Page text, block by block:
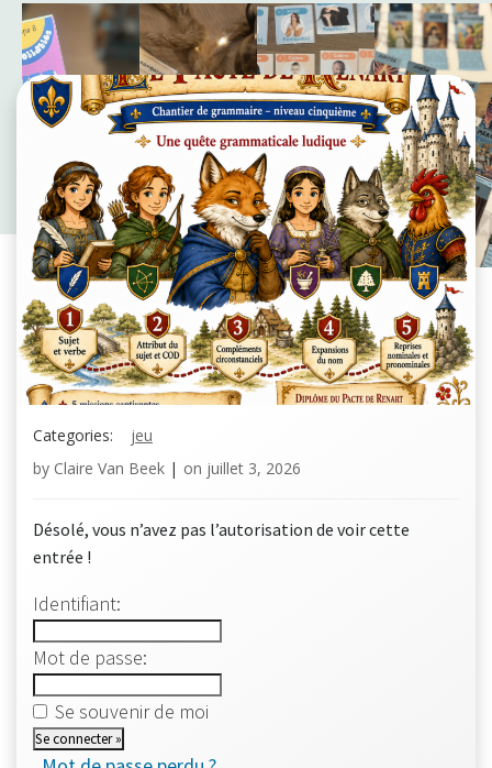
Categories:
jeu
by Claire Van Beek | on juillet 3, 2026
Désolé, vous n’avez pas l’autorisation de voir cette
entrée !
Identifiant:
Mot de passe:
Se souvenir de moi